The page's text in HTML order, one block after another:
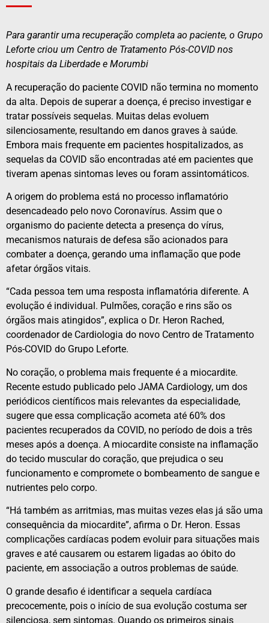
Para garantir uma recuperação completa ao paciente, o Grupo
Leforte criou um Centro de Tratamento Pós-COVID nos
hospitais da Liberdade e Morumbi
A recuperação do paciente COVID não termina no momento
da alta. Depois de superar a doença, é preciso investigar e
tratar possíveis sequelas. Muitas delas evoluem
silenciosamente, resultando em danos graves à saúde.
Embora mais frequente em pacientes hospitalizados, as
sequelas da COVID são encontradas até em pacientes que
tiveram apenas sintomas leves ou foram assintomáticos.
A origem do problema está no processo inflamatório
desencadeado pelo novo Coronavírus. Assim que o
organismo do paciente detecta a presença do vírus,
mecanismos naturais de defesa são acionados para
combater a doença, gerando uma inflamação que pode
afetar órgãos vitais.
“Cada pessoa tem uma resposta inflamatória diferente. A
evolução é individual. Pulmões, coração e rins são os
órgãos mais atingidos”, explica o Dr. Heron Rached,
coordenador de Cardiologia do novo Centro de Tratamento
Pós-COVID do Grupo Leforte.
No coração, o problema mais frequente é a miocardite.
Recente estudo publicado pelo JAMA Cardiology, um dos
periódicos científicos mais relevantes da especialidade,
sugere que essa complicação acometa até 60% dos
pacientes recuperados da COVID, no período de dois a três
meses após a doença. A miocardite consiste na inflamação
do tecido muscular do coração, que prejudica o seu
funcionamento e compromete o bombeamento de sangue e
nutrientes pelo corpo.
“Há também as arritmias, mas muitas vezes elas já são uma
consequência da miocardite”, afirma o Dr. Heron. Essas
complicações cardíacas podem evoluir para situações mais
graves e até causarem ou estarem ligadas ao óbito do
paciente, em associação a outros problemas de saúde.
O grande desafio é identificar a sequela cardíaca
precocemente, pois o início de sua evolução costuma ser
silenciosa, sem sintomas. Quando os primeiros sinais